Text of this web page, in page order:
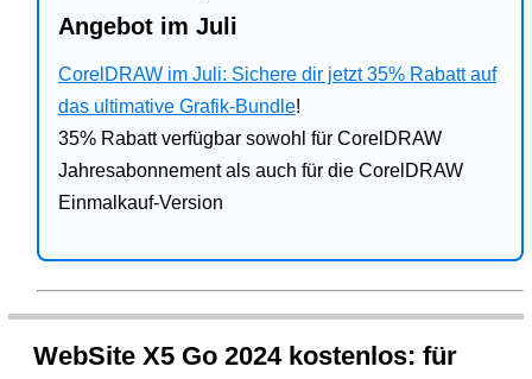
Angebot im Juli
CorelDRAW im Juli: Sichere dir jetzt 35% Rabatt auf
das ultimative Grafik-Bundle!
35% Rabatt verfügbar sowohl für CorelDRAW
Jahresabonnement als auch für die CorelDRAW
Einmalkauf-Version
WebSite X5 Go 2024 kostenlos: für